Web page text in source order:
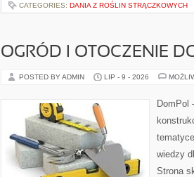
CATEGORIES: DANIA Z ROŚLIN STRĄCZKOWYCH
OGRÓD I OTOCZENIE
POSTED BY ADMIN LIP - 9 - 2026
DomPol
wiedzy
Strona